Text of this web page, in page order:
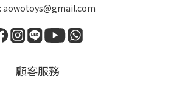
aowotoys@gmail.com
顧客服務